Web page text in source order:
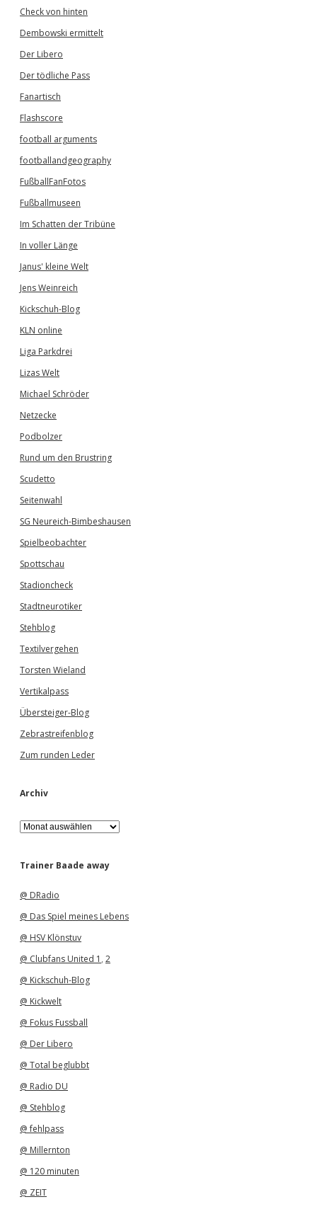
Check von hinten
Dembowski ermittelt
Der Libero
Der tödliche Pass
Fanartisch
Flashscore
football arguments
footballandgeography
FußballFanFotos
Fußballmuseen
Im Schatten der Tribüne
In voller Länge
Janus' kleine Welt
Jens Weinreich
Kickschuh-Blog
KLN online
Liga Parkdrei
Lizas Welt
Michael Schröder
Netzecke
Podbolzer
Rund um den Brustring
Scudetto
Seitenwahl
SG Neureich-Bimbeshausen
Spielbeobachter
Spottschau
Stadioncheck
Stadtneurotiker
Stehblog
Textilvergehen
Torsten Wieland
Vertikalpass
Übersteiger-Blog
Zebrastreifenblog
Zum runden Leder
Archiv
A
r
h
Trainer Baade away
@ DRadio
@ Das Spiel meines Lebens
@ HSV Klönstuv
@ Clubfans United 1 , 2
@ Kickschuh-Blog
@ Kickwelt
@ Fokus Fussball
@ Der Libero
@ Total beglubbt
@ Radio DU
@ Stehblog
@ fehlpass
@ Millernton
@ 120 minuten
@ ZEIT